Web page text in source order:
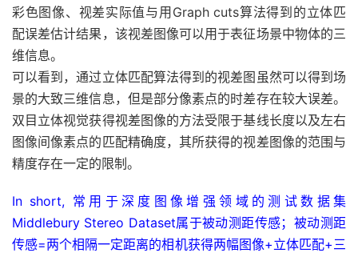
彩色图像、视差实际值与用Graph cuts算法得到的立体匹
配误差估计结果，该视差图像可以用于表征场景中物体的三
维信息。
可以看到，通过立体匹配算法得到的视差图虽然可以得到场
景的大致三维信息，但是部分像素点的时差存在较大误差。
双目立体视觉获得视差图像的方法受限于基线长度以及左右
图像间像素点的匹配精确度，其所获得的视差图像的范围与
精度存在一定的限制。
In short, 常用于深度图像增强领域的测试数据集
Middlebury Stereo Dataset属于被动测距传感；被动测距
传感=两个相隔一定距离的相机获得两幅图像+立体匹配+三